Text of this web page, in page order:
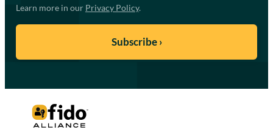
Learn more in our Privacy Policy.